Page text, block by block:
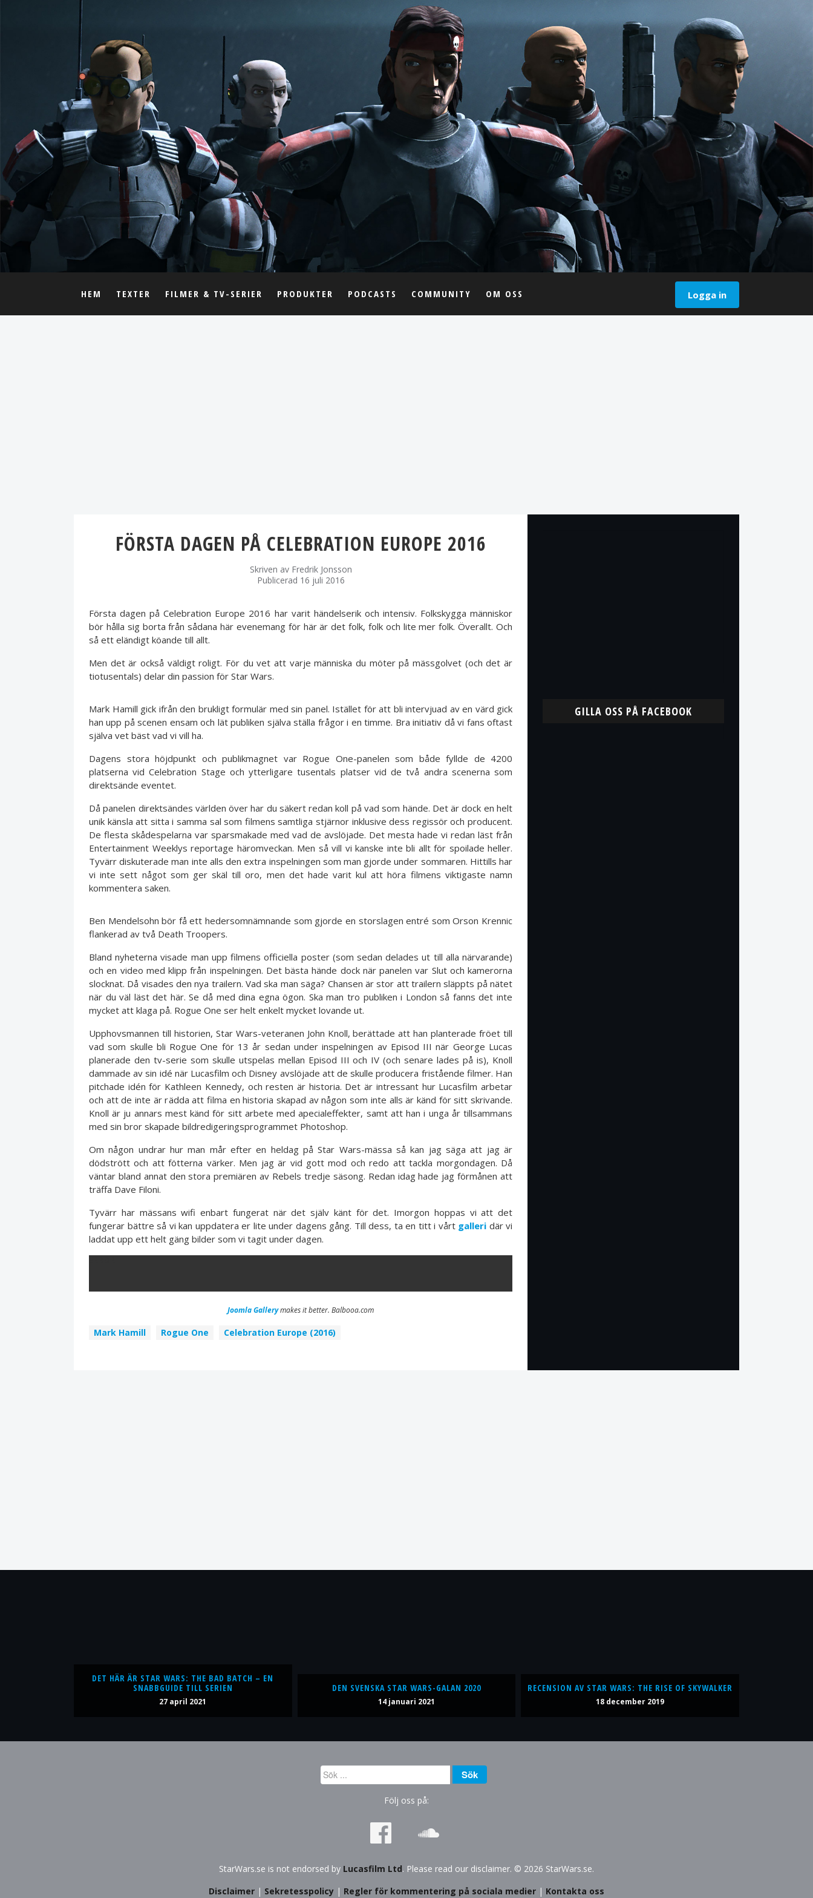
Logga in
HEM TEXTER FILMER & TV-SERIER PRODUKTER PODCASTS COMMUNITY OM OSS
FÖRSTA DAGEN PÅ CELEBRATION EUROPE 2016
Skriven av Fredrik Jonsson
Publicerad 16 juli 2016
Första dagen på Celebration Europe 2016 har varit händelserik och intensiv. Folkskygga människor
bör hålla sig borta från sådana här evenemang för här är det folk, folk och lite mer folk. Överallt. Och
så ett eländigt köande till allt.
Men det är också väldigt roligt. För du vet att varje människa du möter på mässgolvet (och det är
tiotusentals) delar din passion för Star Wars.
Mark Hamill gick ifrån den brukligt formulär med sin panel. Istället för att bli intervjuad av en värd gick
han upp på scenen ensam och lät publiken själva ställa frågor i en timme. Bra initiativ då vi fans oftast
själva vet bäst vad vi vill ha.
Dagens stora höjdpunkt och publikmagnet var Rogue One-panelen som både fyllde de 4200
platserna vid Celebration Stage och ytterligare tusentals platser vid de två andra scenerna som
direktsände eventet.
Då panelen direktsändes världen över har du säkert redan koll på vad som hände. Det är dock en helt
unik känsla att sitta i samma sal som filmens samtliga stjärnor inklusive dess regissör och producent.
De flesta skådespelarna var sparsmakade med vad de avslöjade. Det mesta hade vi redan läst från
Entertainment Weeklys reportage häromveckan. Men så vill vi kanske inte bli allt för spoilade heller.
Tyvärr diskuterade man inte alls den extra inspelningen som man gjorde under sommaren. Hittills har
vi inte sett något som ger skäl till oro, men det hade varit kul att höra filmens viktigaste namn
kommentera saken.
Ben Mendelsohn bör få ett hedersomnämnande som gjorde en storslagen entré som Orson Krennic
flankerad av två Death Troopers.
Bland nyheterna visade man upp filmens officiella poster (som sedan delades ut till alla närvarande)
och en video med klipp från inspelningen. Det bästa hände dock när panelen var Slut och kamerorna
slocknat. Då visades den nya trailern. Vad ska man säga? Chansen är stor att trailern släppts på nätet
när du väl läst det här. Se då med dina egna ögon. Ska man tro publiken i London så fanns det inte
mycket att klaga på. Rogue One ser helt enkelt mycket lovande ut.
Upphovsmannen till historien, Star Wars-veteranen John Knoll, berättade att han planterade fröet till
vad som skulle bli Rogue One för 13 år sedan under inspelningen av Episod III när George Lucas
planerade den tv-serie som skulle utspelas mellan Episod III och IV (och senare lades på is), Knoll
dammade av sin idé när Lucasfilm och Disney avslöjade att de skulle producera fristående filmer. Han
pitchade idén för Kathleen Kennedy, och resten är historia. Det är intressant hur Lucasfilm arbetar
och att de inte är rädda att filma en historia skapad av någon som inte alls är känd för sitt skrivande.
Knoll är ju annars mest känd för sitt arbete med apecialeffekter, samt att han i unga år tillsammans
med sin bror skapade bildredigeringsprogrammet Photoshop.
Om någon undrar hur man mår efter en heldag på Star Wars-mässa så kan jag säga att jag är
dödstrött och att fötterna värker. Men jag är vid gott mod och redo att tackla morgondagen. Då
väntar bland annat den stora premiären av Rebels tredje säsong. Redan idag hade jag förmånen att
träffa Dave Filoni.
Tyvärr har mässans wifi enbart fungerat när det själv känt för det. Imorgon hoppas vi att det
fungerar bättre så vi kan uppdatera er lite under dagens gång. Till dess, ta en titt i vårt galleri där vi
laddat upp ett helt gäng bilder som vi tagit under dagen.
Joomla Gallerymakes it better. Balbooa.com
Mark Hamill Rogue One Celebration Europe (2016)
GILLA OSS PÅ FACEBOOK
DET HÄR ÄR STAR WARS: THE BAD BATCH – EN
SNABBGUIDE TILL SERIEN
27 april 2021
DEN SVENSKA STAR WARS-GALAN 2020
14 januari 2021
RECENSION AV STAR WARS: THE RISE OF SKYWALKER
18 december 2019
Sök
...
Sök
Följ oss på:
StarWars.se is not endorsed by Lucasfilm Ltd. Please read our disclaimer. © 2026 StarWars.se.
Disclaimer | Sekretesspolicy | Regler för kommentering på sociala medier | Kontakta oss